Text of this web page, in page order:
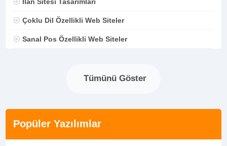
Çoklu Dil Özellikli Web Siteler
Sanal Pos Özellikli Web Siteler
Tümünü Göster
Popüler Yazılımlar